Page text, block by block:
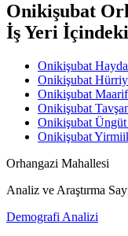
Onikişubat
İş Yeri
Onikişubat
Onikişubat
Onikişubat
Onikişubat
Onikişubat
Onikişubat
Orhangazi Mahallesi
Analiz ve Araştırma
Demografi Analizi